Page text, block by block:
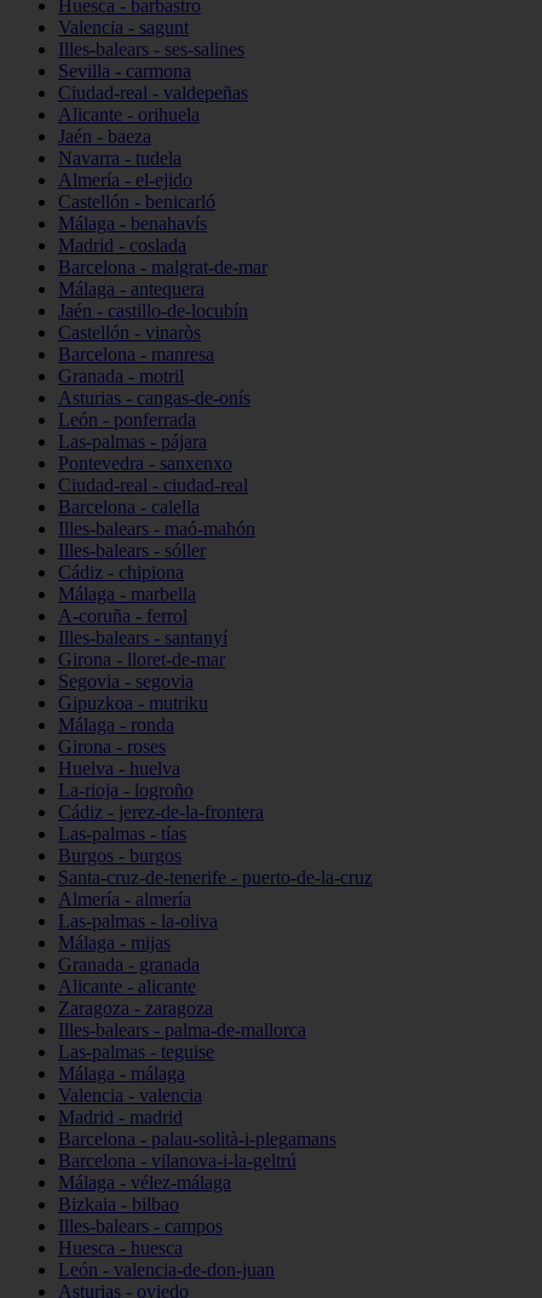
Huesca - barbastro
Valencia - sagunt
Illes-balears - ses-salines
Sevilla - carmona
Ciudad-real - valdepeñas
Alicante - orihuela
Jaén - baeza
Navarra - tudela
Almería - el-ejido
Castellón - benicarló
Málaga - benahavís
Madrid - coslada
Barcelona - malgrat-de-mar
Málaga - antequera
Jaén - castillo-de-locubín
Castellón - vinaròs
Barcelona - manresa
Granada - motril
Asturias - cangas-de-onís
León - ponferrada
Las-palmas - pájara
Pontevedra - sanxenxo
Ciudad-real - ciudad-real
Barcelona - calella
Illes-balears - maó-mahón
Illes-balears - sóller
Cádiz - chipiona
Málaga - marbella
A-coruña - ferrol
Illes-balears - santanyí
Girona - lloret-de-mar
Segovia - segovia
Gipuzkoa - mutriku
Málaga - ronda
Girona - roses
Huelva - huelva
La-rioja - logroño
Cádiz - jerez-de-la-frontera
Las-palmas - tías
Burgos - burgos
Santa-cruz-de-tenerife - puerto-de-la-cruz
Almería - almería
Las-palmas - la-oliva
Málaga - mijas
Granada - granada
Alicante - alicante
Zaragoza - zaragoza
Illes-balears - palma-de-mallorca
Las-palmas - teguise
Málaga - málaga
Valencia - valencia
Madrid - madrid
Barcelona - palau-solità-i-plegamans
Barcelona - vilanova-i-la-geltrú
Málaga - vélez-málaga
Bizkaia - bilbao
Illes-balears - campos
Huesca - huesca
León - valencia-de-don-juan
Asturias - oviedo